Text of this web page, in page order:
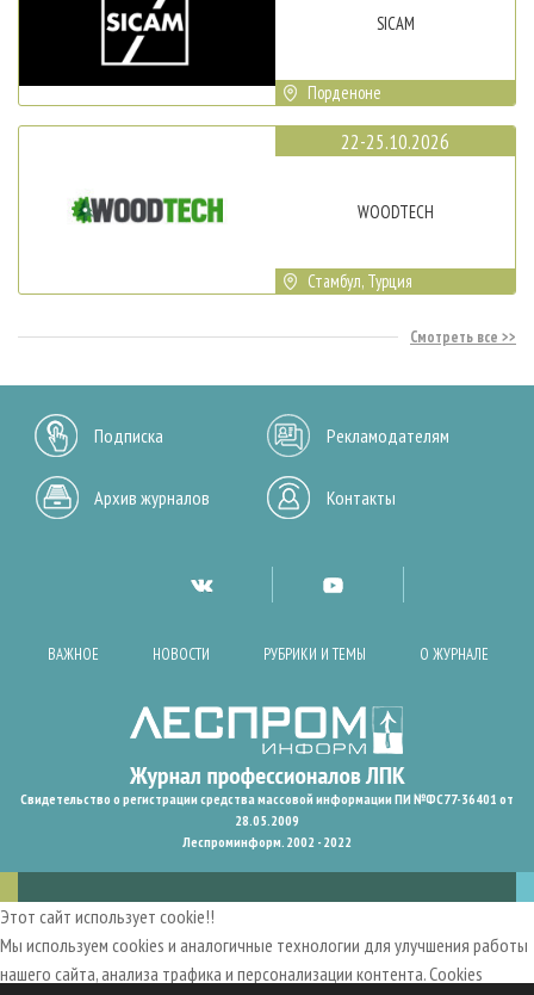
SICAM
Порденоне
22-25.10.2026
WOODTECH
Стамбул, Турция
Смотреть все
Подписка Рекламодателям
Архив журналов Контакты
ВАЖНОЕ НОВОСТИ РУБРИКИ И ТЕМЫ О ЖУРНАЛЕ
Свидетельство о регистрации средства массовой информации ПИ №ФС77-36401 от
28.05.2009
Леспроминформ. 2002 - 2022
Этот сайт использует cookie!!
Мы используем cookies и аналогичные технологии для улучшения работы
нашего сайта, анализа трафика и персонализации контента. Cookies